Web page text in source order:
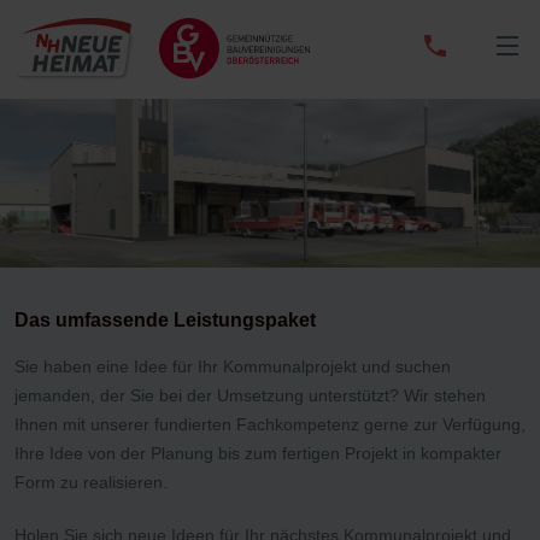
0732
Das umfassende Leistungspaket
Sie haben eine Idee für Ihr Kommunalprojekt und suchen
jemanden, der Sie bei der Umsetzung unterstützt? Wir stehen
Ihnen mit unserer fundierten Fachkompetenz gerne zur Verfügung,
Ihre Idee von der Planung bis zum fertigen Projekt in kompakter
Form zu realisieren.
Holen Sie sich neue Ideen für Ihr nächstes Kommunalprojekt und